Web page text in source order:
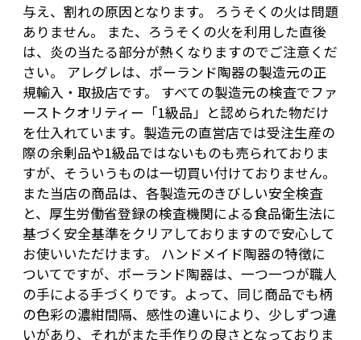
与え、割れの原因となります。 ろうそくの火は問題
ありません。 また、ろうそくの火を利用した直後
は、炎の当たる部分が熱くなりますのでご注意くだ
さい。 アレグレは、ポーランド陶器の製造元の正
規輸入・取扱店です。 すべての製造元の検査でファ
ーストクオリティー「1級品」と認められた物だけ
を仕入れています。製造元の直営店では受注生産の
際の余剰品や1級品ではないものも売られておりま
すが、そういうものは一切買い付けておりません。
また当店の商品は、各製造元のきびしい安全検査
と、厚生労働省登録の検査機関による食品衛生法に
基づく安全基準をクリアしておりますので安心して
お使いいただけます。 ハンドメイド陶器の特徴に
ついてですが、ポーランド陶器は、一つ一つが職人
の手による手づくりです。よって、同じ商品でも柄
の色彩の濃紺間隔、感性の違いにより、少しずつ違
いがあり、それがまた手作りの良さとなっておりま